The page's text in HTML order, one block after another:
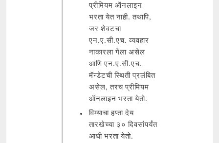
प्रीमियम ऑनलाइन
भरता येत नाही. तथापि,
जर शेवटचा
एन.ए.सी.एच. व्यवहार
नाकारला गेला असेल
आणि एन.ए.सी.एच.
मॅन्डेटची स्थिती प्रलंबित
असेल, तरच प्रीमियम
ऑनलाइन भरता येतो.
विम्याचा हप्ता देय
तारखेच्या ३० दिवसांपर्यंत
आधी भरता येतो.